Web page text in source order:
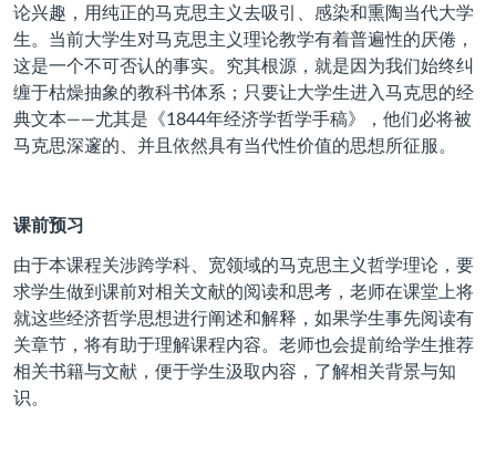
论兴趣，用纯正的马克思主义去吸引、感染和熏陶当代大学
生。当前大学生对马克思主义理论教学有着普遍性的厌倦，
这是一个不可否认的事实。究其根源，就是因为我们始终纠
缠于枯燥抽象的教科书体系；只要让大学生进入马克思的经
典文本——尤其是《1844年经济学哲学手稿》，他们必将被
马克思深邃的、并且依然具有当代性价值的思想所征服。
课前预习
由于本课程关涉跨学科、宽领域的马克思主义哲学理论，要
求学生做到课前对相关文献的阅读和思考，老师在课堂上将
就这些经济哲学思想进行阐述和解释，如果学生事先阅读有
关章节，将有助于理解课程内容。老师也会提前给学生推荐
相关书籍与文献，便于学生汲取内容，了解相关背景与知
识。